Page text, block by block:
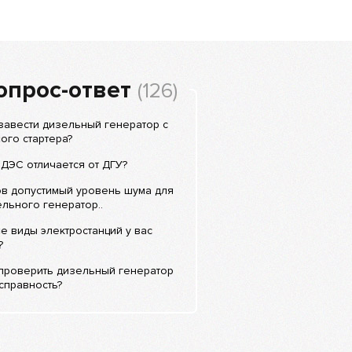
ответ (126)
дизельный генератор с
стартера?
отличается от ДГУ?
допустимый уровень шума для
генератор..
виды электростанций у вас
дизельный генератор